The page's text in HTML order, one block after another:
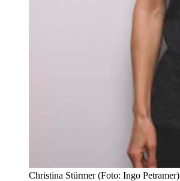
Christina Stürmer (Foto: Ingo Petramer)